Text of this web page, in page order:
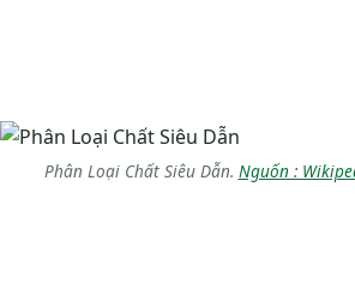
Phân Loại Chất Siêu Dẫn. Nguốn :